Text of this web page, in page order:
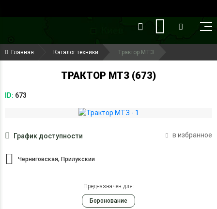
(099) 644-79-22
(050) 416-93-27
Главная Каталог техники Трактор МТЗ
ТРАКТОР МТЗ (673)
ID: 673
График доступности в избранное
Черниговская, Прилукский
Предназначен для:
Боронование